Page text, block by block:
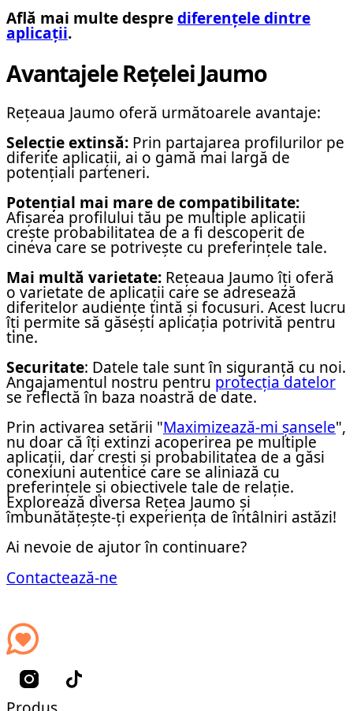
Află mai multe desprediferențele dintre
aplicații.
Avantajele Rețelei Jaumo
Rețeaua Jaumo oferă următoarele avantaje:
Selecție extinsă: Prin partajarea profilurilor pe
diferite aplicații, ai o gamă mai largă de
potențiali parteneri.
Potențial mai mare de compatibilitate:
Afișarea profilului tău pe multiple aplicații
crește probabilitatea de a fi descoperit de
cineva care se potrivește cu preferințele tale.
Mai multă varietate: Rețeaua Jaumo îți oferă
o varietate de aplicații care se adresează
diferitelor audiențe țintă și focusuri. Acest lucru
îți permite să găsești aplicația potrivită pentru
tine.
Securitate: Datele tale sunt în siguranță cu noi.
Angajamentul nostru pentru protecția datelor
se reflectă în baza noastră de date.
Prin activarea setării "Maximizează-mi șansele",
nu doar că îți extinzi acoperirea pe multiple
aplicații, dar crești și probabilitatea de a găsi
conexiuni autentice care se aliniază cu
preferințele și obiectivele tale de relație.
Explorează diversa Rețea Jaumo și
îmbunătățește-ți experiența de întâlniri astăzi!
Ai nevoie de ajutor în continuare?
Contactează-ne